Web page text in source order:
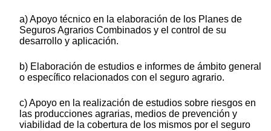
a) Apoyo técnico en la elaboración de los Planes de
Seguros Agrarios Combinados y el control de su
desarrollo y aplicación.
b) Elaboración de estudios e informes de ámbito general
o específico relacionados con el seguro agrario.
c) Apoyo en la realización de estudios sobre riesgos en
las producciones agrarias, medios de prevención y
viabilidad de la cobertura de los mismos por el seguro